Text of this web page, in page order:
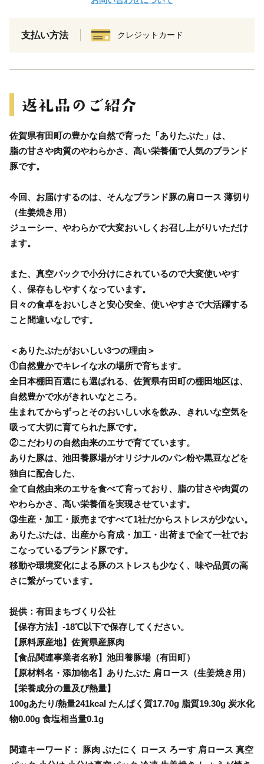
支払い方法 クレジットカード
佐賀県有田町の豊かな自然で育った「ありたぶた」は、
脂の甘さや肉質のやわらかさ、高い栄養価で人気のブランド
豚です。
今回、お届けするのは、そんなブランド豚の肩ロース 薄切り
（生姜焼き用）
ジューシー、やわらかで大変おいしくお召し上がりいただけ
ます。
また、真空パックで小分けにされているので大変使いやす
く、保存もしやすくなっています。
日々の食卓をおいしさと安心安全、使いやすさで大活躍する
こと間違いなしです。
＜ありたぶたがおいしい3つの理由＞
①自然豊かでキレイな水の場所で育ちます。
全日本棚田百選にも選ばれる、佐賀県有田町の棚田地区は、
自然豊かで水がきれいなところ。
生まれてからずっとそのおいしい水を飲み、きれいな空気を
吸って大切に育てられた豚です。
②こだわりの自然由来のエサで育てています。
ありた豚は、池田養豚場がオリジナルのパン粉や黒豆などを
独自に配合した、
全て自然由来のエサを食べて育っており、脂の甘さや肉質の
やわらかさ、高い栄養価を実現させています。
③生産・加工・販売まですべて1社だからストレスが少ない。
ありたぶたは、出産から育成・加工・出荷まで全て一社でお
こなっているブランド豚です。
移動や環境変化による豚のストレスも少なく、味や品質の高
さに繋がっています。
提供：有田まちづくり公社
【保存方法】-18℃以下で保存してください。
【原料原産地】佐賀県産豚肉
【食品関連事業者名称】池田養豚場（有田町）
【原材料名・添加物名】ありたぶた 肩ロース（生姜焼き用）
【栄養成分の量及び熱量】
100gあたり/熱量241kcal たんぱく質17.70g 脂質19.30g 炭水化
物0.00g 食塩相当量0.1g
関連キーワード： 豚肉 ぶたにく ロース ろーす 肩ロース 真空